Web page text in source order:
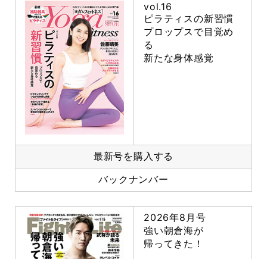
vol.16
ピラティスの新習慣
プロップスで目覚め
る
新たな身体感覚
最新号を購入する
バックナンバー
2026年8月号
強い朝倉海が
帰ってきた！